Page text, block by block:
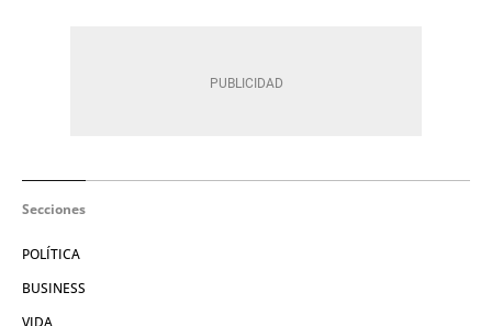
Secciones
POLÍTICA
BUSINESS
VIDA